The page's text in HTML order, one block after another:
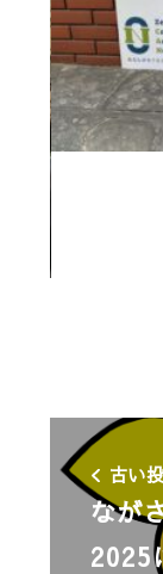
古い
なが
2025